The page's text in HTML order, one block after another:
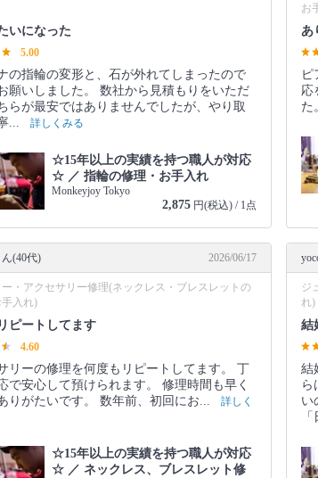
いになった
5.00
の指輪の変形と、石が外れてしまったので
願いしました。 数社から見積もりをいただ
らが最安ではありませんでしたが、やり取
...
詳しくみる
☆15年以上の実績を持つ職人が対応
☆ ／ 指輪の修理・お手入れ
Monkeyjoy Tokyo
2,875 円(税込) / 1点
お
あ
ピ
応
た
(40代) 2026/06/17
ー・アクセサリー修理(ネックレス・ブレスレットの
入れ)
ピートしてます
4.60
リーの修理を何度もリピートしてます。 丁
で安心して預けられます。 修理時間も早く
りがたいです。 数年前、初回にお...
詳しく
☆15年以上の実績を持つ職人が対応
☆ ／ ネックレス、ブレスレット修
ジ
れ)
結
結
ら
い